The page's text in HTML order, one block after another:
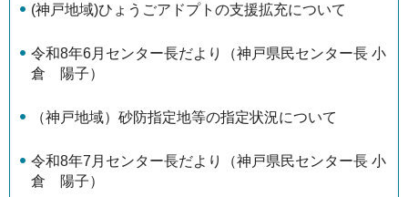
(神戸地域)ひょうごアドプトの支援拡充について
令和8年6月センター長だより（神戸県民センター長 小
倉 陽子）
（神戸地域）砂防指定地等の指定状況について
令和8年7月センター長だより（神戸県民センター長 小
倉 陽子）